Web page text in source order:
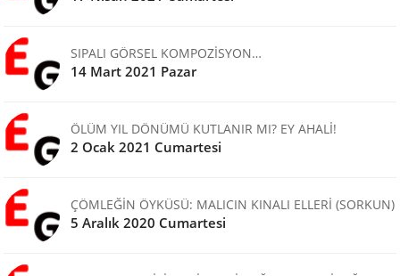
SIPALI GÖRSEL KOMPOZİSYON…
14 Mart 2021 Pazar
ÖLÜM YIL DÖNÜMÜ KUTLANIR MI? EY AHALİ!
2 Ocak 2021 Cumartesi
ÇÖMLEĞİN ÖYKÜSÜ: MALICIN KINALI ELLERİ (SORKUN)
5 Aralık 2020 Cumartesi